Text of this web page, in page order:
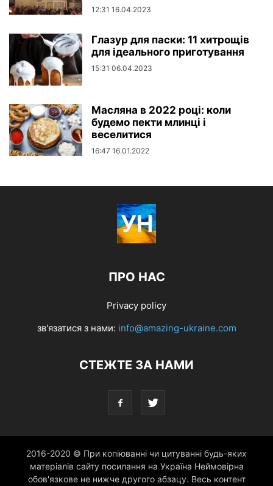
12:31 16.04.2023
Глазур для паски: 11 хитрощів
для ідеального приготування
15:31 06.04.2023
Масляна в 2022 році: коли
будемо пекти млинці і
веселитися
16:47 16.01.2022
ПРО НАС
Privacy policy
зв'язатися з нами: info@amazing-ukraine.com
СТЕЖТЕ ЗА НАМИ
2016-2020 © При копіюванні чи цитуванні будь-яких
матеріалів сайту посилання на Україна Неймовірна
обов'язкове не нижче другого абзацу. Весь контент